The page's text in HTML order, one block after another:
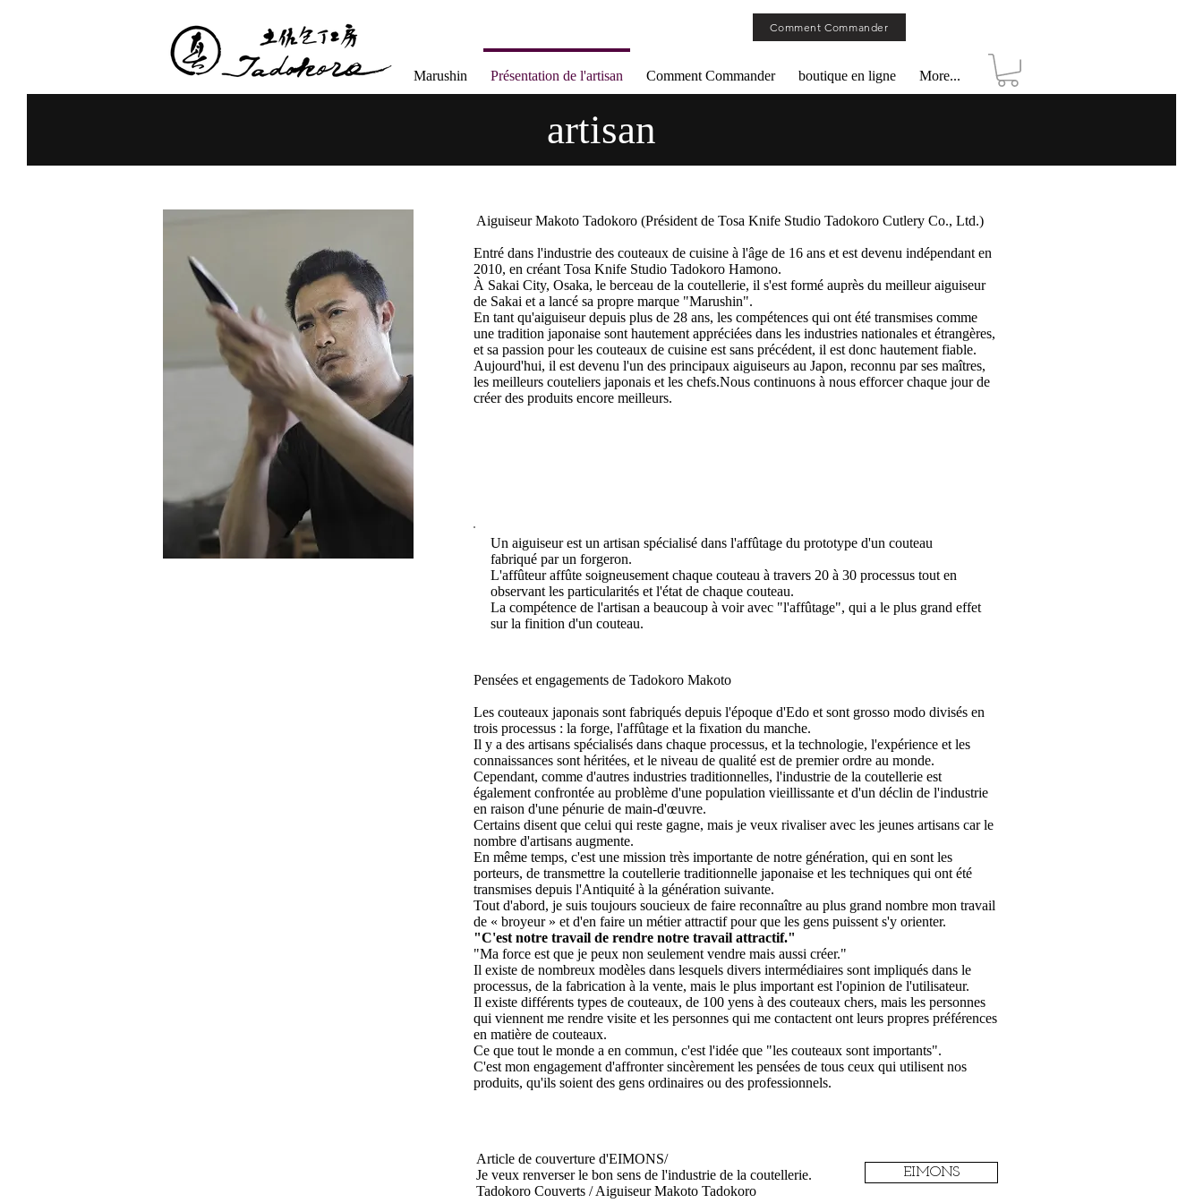
Marushin Présentation de l'artisan Comment Commander boutique en ligne More...
Comment Commander
artisan
​ Aiguiseur Makoto Tadokoro (Président de Tosa Knife Studio Tadokoro Cutlery Co., Ltd.)
Entré dans l'industrie des couteaux de cuisine à l'âge de 16 ans et est devenu indépendant en
2010, en créant Tosa Knife Studio Tadokoro Hamono.
À Sakai City, Osaka, le berceau de la coutellerie, il s'est formé auprès du meilleur aiguiseur
de Sakai et a lancé sa propre marque "Marushin".
En tant qu'aiguiseur depuis plus de 28 ans, les compétences qui ont été transmises comme
une tradition japonaise sont hautement appréciées dans les industries nationales et étrangères,
et sa passion pour les couteaux de cuisine est sans précédent, il est donc hautement fiable.
Aujourd'hui, il est devenu l'un des principaux aiguiseurs au Japon, reconnu par ses maîtres,
les meilleurs couteliers japonais et les chefs.Nous continuons à nous efforcer chaque jour de
créer des produits encore meilleurs.
Un aiguiseur est un artisan spécialisé dans l'affûtage du prototype d'un couteau
fabriqué par un forgeron.
L'affûteur affûte soigneusement chaque couteau à travers 20 à 30 processus tout en
observant les particularités et l'état de chaque couteau.
La compétence de l'artisan a beaucoup à voir avec "l'affûtage", qui a le plus grand effet
sur la finition d'un couteau.
Pensées et engagements de Tadokoro Makoto
Les couteaux japonais sont fabriqués depuis l'époque d'Edo et sont grosso modo divisés en
trois processus : la forge, l'affûtage et la fixation du manche.
Il y a des artisans spécialisés dans chaque processus, et la technologie, l'expérience et les
connaissances sont héritées, et le niveau de qualité est de premier ordre au monde.
Cependant, comme d'autres industries traditionnelles, l'industrie de la coutellerie est
également confrontée au problème d'une population vieillissante et d'un déclin de l'industrie
en raison d'une pénurie de main-d'œuvre.
Certains disent que celui qui reste gagne, mais je veux rivaliser avec les jeunes artisans car le
nombre d'artisans augmente.
En même temps, c'est une mission très importante de notre génération, qui en sont les
porteurs, de transmettre la coutellerie traditionnelle japonaise et les techniques qui ont été
transmises depuis l'Antiquité à la génération suivante.
Tout d'abord, je suis toujours soucieux de faire reconnaître au plus grand nombre mon travail
de « broyeur » et d'en faire un métier attractif pour que les gens puissent s'y orienter.
"C'est notre travail de rendre notre travail attractif."
"Ma force est que je peux non seulement vendre mais aussi créer."
Il existe de nombreux modèles dans lesquels divers intermédiaires sont impliqués dans le
processus, de la fabrication à la vente, mais le plus important est l'opinion de l'utilisateur.
Il existe différents types de couteaux, de 100 yens à des couteaux chers, mais les personnes
qui viennent me rendre visite et les personnes qui me contactent ont leurs propres préférences
en matière de couteaux.
Ce que tout le monde a en commun, c'est l'idée que "les couteaux sont importants".
C'est mon engagement d'affronter sincèrement les pensées de tous ceux qui utilisent nos
produits, qu'ils soient des gens ordinaires ou des professionnels.
Article de couverture d'EIMONS/
Je veux renverser le bon sens de l'industrie de la coutellerie.
Tadokoro Couverts / Aiguiseur Makoto Tadokoro
EIMONS